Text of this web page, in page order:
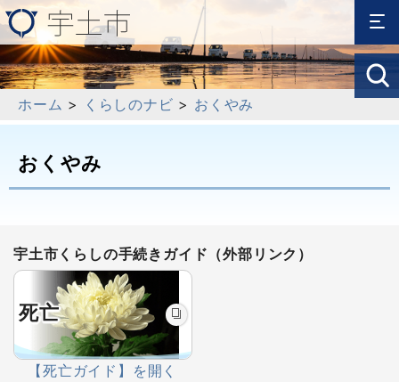
ホーム > くらしのナビ > おくやみ
おくやみ
宇土市くらしの手続きガイド（外部リンク）
死亡
【死亡ガイド】を開く